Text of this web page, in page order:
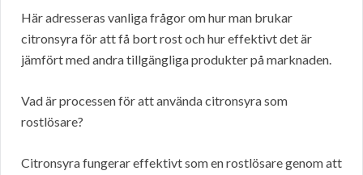
Här adresseras vanliga frågor om hur man brukar
citronsyra för att få bort rost och hur effektivt det är
jämfört med andra tillgängliga produkter på marknaden.
Vad är processen för att använda citronsyra som
rostlösare?
Citronsyra fungerar effektivt som en rostlösare genom att